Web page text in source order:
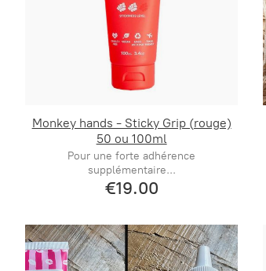
Monkey hands - Sticky Grip (rouge)
50 ou 100ml
Pour une forte adhérence
supplémentaire...
€19.00